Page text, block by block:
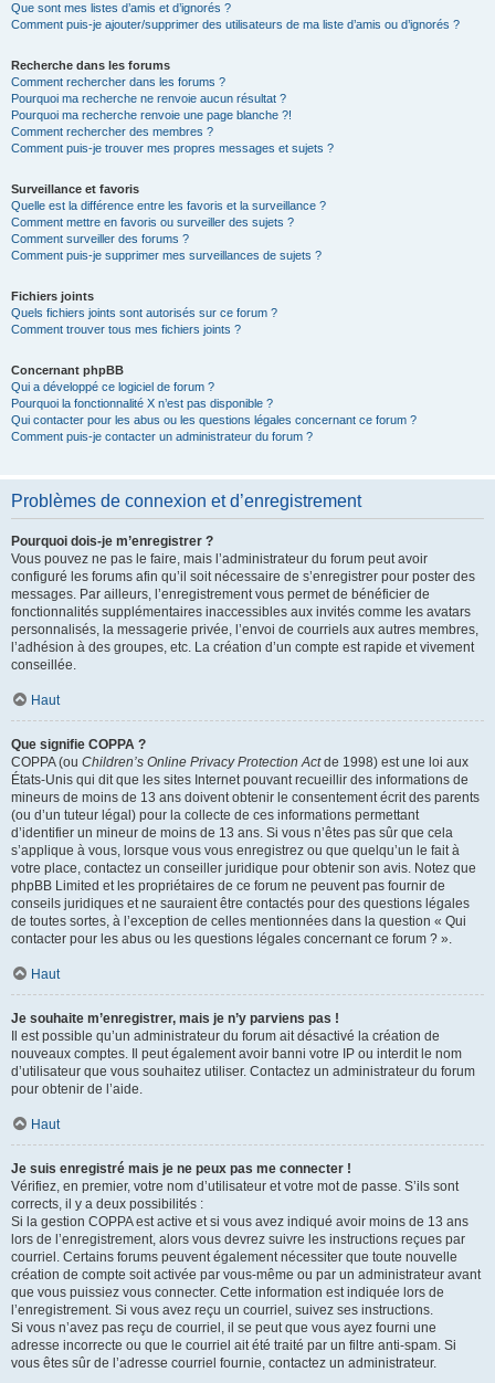
Que sont mes listes d’amis et d’ignorés ?
Comment puis-je ajouter/supprimer des utilisateurs de ma liste d’amis ou d’ignorés ?
Recherche dans les forums
Comment rechercher dans les forums ?
Pourquoi ma recherche ne renvoie aucun résultat ?
Pourquoi ma recherche renvoie une page blanche ?!
Comment rechercher des membres ?
Comment puis-je trouver mes propres messages et sujets ?
Surveillance et favoris
Quelle est la différence entre les favoris et la surveillance ?
Comment mettre en favoris ou surveiller des sujets ?
Comment surveiller des forums ?
Comment puis-je supprimer mes surveillances de sujets ?
Fichiers joints
Quels fichiers joints sont autorisés sur ce forum ?
Comment trouver tous mes fichiers joints ?
Concernant phpBB
Qui a développé ce logiciel de forum ?
Pourquoi la fonctionnalité X n’est pas disponible ?
Qui contacter pour les abus ou les questions légales concernant ce forum ?
Comment puis-je contacter un administrateur du forum ?
Problèmes de connexion et d’enregistrement
Pourquoi dois-je m’enregistrer ?
Vous pouvez ne pas le faire, mais l’administrateur du forum peut avoir
configuré les forums afin qu’il soit nécessaire de s’enregistrer pour poster des
messages. Par ailleurs, l’enregistrement vous permet de bénéficier de
fonctionnalités supplémentaires inaccessibles aux invités comme les avatars
personnalisés, la messagerie privée, l’envoi de courriels aux autres membres,
l’adhésion à des groupes, etc. La création d’un compte est rapide et vivement
conseillée.
Haut
Que signifie COPPA ?
COPPA (ou Children’s Online Privacy Protection Actde 1998) est une loi aux
États-Unis qui dit que les sites Internet pouvant recueillir des informations de
mineurs de moins de 13 ans doivent obtenir le consentement écrit des parents
(ou d’un tuteur légal) pour la collecte de ces informations permettant
d’identifier un mineur de moins de 13 ans. Si vous n’êtes pas sûr que cela
s’applique à vous, lorsque vous vous enregistrez ou que quelqu’un le fait à
votre place, contactez un conseiller juridique pour obtenir son avis. Notez que
phpBB Limited et les propriétaires de ce forum ne peuvent pas fournir de
conseils juridiques et ne sauraient être contactés pour des questions légales
de toutes sortes, à l’exception de celles mentionnées dans la question « Qui
contacter pour les abus ou les questions légales concernant ce forum ? ».
Haut
Je souhaite m’enregistrer, mais je n’y parviens pas !
Il est possible qu’un administrateur du forum ait désactivé la création de
nouveaux comptes. Il peut également avoir banni votre IP ou interdit le nom
d’utilisateur que vous souhaitez utiliser. Contactez un administrateur du forum
pour obtenir de l’aide.
Haut
Je suis enregistré mais je ne peux pas me connecter !
Vérifiez, en premier, votre nom d’utilisateur et votre mot de passe. S’ils sont
corrects, il y a deux possibilités :
Si la gestion COPPA est active et si vous avez indiqué avoir moins de 13 ans
lors de l’enregistrement, alors vous devrez suivre les instructions reçues par
courriel. Certains forums peuvent également nécessiter que toute nouvelle
création de compte soit activée par vous-même ou par un administrateur avant
que vous puissiez vous connecter. Cette information est indiquée lors de
l’enregistrement. Si vous avez reçu un courriel, suivez ses instructions.
Si vous n’avez pas reçu de courriel, il se peut que vous ayez fourni une
adresse incorrecte ou que le courriel ait été traité par un filtre anti-spam. Si
vous êtes sûr de l’adresse courriel fournie, contactez un administrateur.